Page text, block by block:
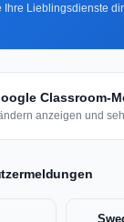
Ihre Lieblingsdienste
Classroom-
anzeigen und